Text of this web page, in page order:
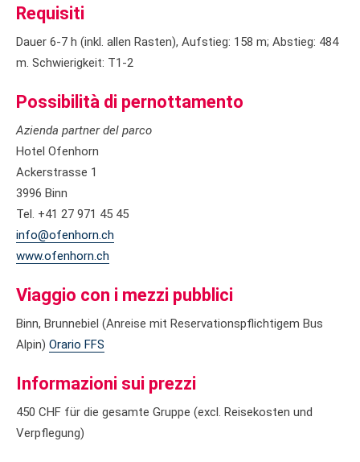
Requisiti
Dauer 6-7 h (inkl. allen Rasten), Aufstieg: 158 m; Abstieg: 484
m. Schwierigkeit: T1-2
Possibilità di pernottamento
Azienda partner del parco
Hotel Ofenhorn
Ackerstrasse 1
3996 Binn
Tel. +41 27 971 45 45
info@ofenhorn.ch
www.ofenhorn.ch
Viaggio con i mezzi pubblici
Binn, Brunnebiel (Anreise mit Reservationspflichtigem Bus
Alpin) Orario FFS
Informazioni sui prezzi
450 CHF für die gesamte Gruppe (excl. Reisekosten und
Verpflegung)